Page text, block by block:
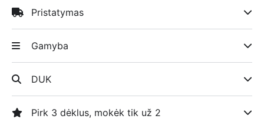
Pristatymas
Gamyba
DUK
Pirk 3 dėklus, mokėk tik už 2